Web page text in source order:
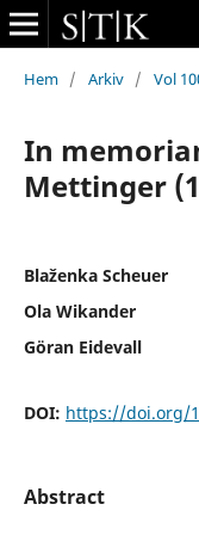
Hem / Arkiv / Vol
In
Mettinger
Blaženka Scheuer
Ola Wikander
Göran Eidevall
DOI: https://doi.org/
Abstract